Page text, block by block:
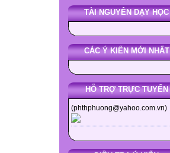
TÀI NGUYÊN DẠY HỌC
CÁC Ý KIẾN MỚI NHẤT
HỖ TRỢ TRỰC TUYẾN
(phthphuong@yahoo.com.vn)